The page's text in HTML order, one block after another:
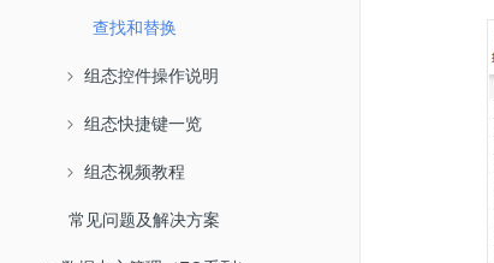
查找和替换
组态控件操作说明
组态快捷键一览
组态视频教程
常见问题及解决方案